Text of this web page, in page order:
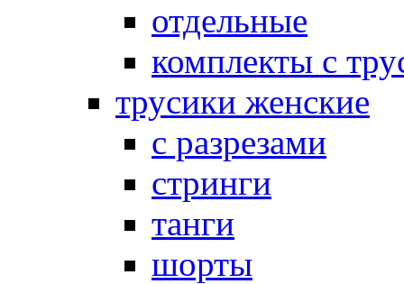
отдельные
комплекты с
трусики женские
с разрезами
стринги
танги
шорты